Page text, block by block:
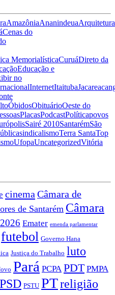
AmazôniaAnanindeuaArquitetura
Cenas do
MemorialísticaCuruáDireto da
Educação e
no
InternetItaituba
ÓbidosObituárioOeste do
PlacasPodcastPolíticapovos
Sairé 2010SantarémSão
sindicalismoTerra SantaTop
UfopaUncategorizedVitória
cinema Câmara de
de Santarém Câmara
Emater emenda parlamentar
futebol Governo Hana
Justiça do Trabalho luto
Pará PCPA PDT PMPA
PSD PSTU PTreligião